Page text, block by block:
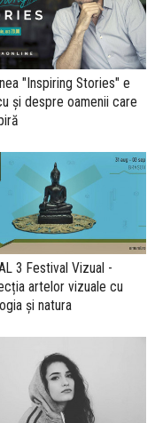
"Inspiring Stories" e
și despre oamenii care
3 Festival Vizual -
artelor vizuale cu
și natura